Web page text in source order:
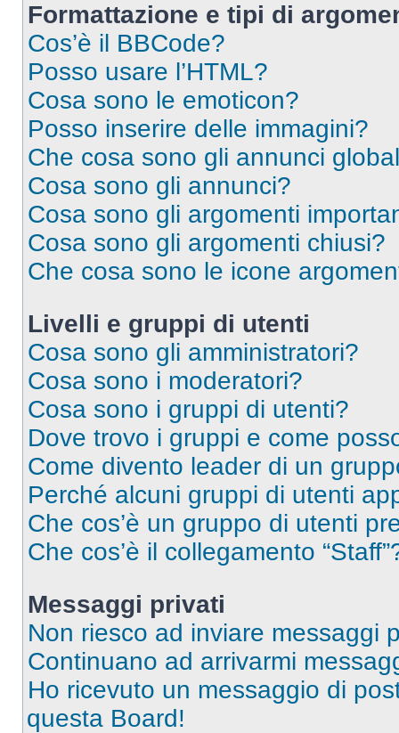
Formattazione e tipi di
Cos’è il BBCode?
Posso usare l’HTML?
Cosa sono le emoticon?
Posso inserire delle immagini?
Che cosa sono gli annunci
Cosa sono gli annunci?
Cosa sono gli argomenti
Cosa sono gli argomenti chiusi?
Che cosa sono le icone
Livelli e gruppi di utenti
Cosa sono gli amministratori?
Cosa sono i moderatori?
Cosa sono i gruppi di utenti?
Dove trovo i gruppi e come
Come divento leader di un
Perché alcuni gruppi di utenti
Che cos’è un gruppo di utenti
Che cos’è il collegamento
Messaggi privati
Non riesco ad inviare messaggi
Continuano ad arrivarmi
Ho ricevuto un messaggio di
questa Board!